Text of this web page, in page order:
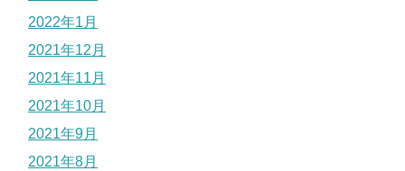
2022年1月
2021年12月
2021年11月
2021年10月
2021年9月
2021年8月